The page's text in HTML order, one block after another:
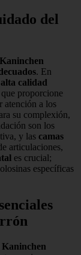
del
. En
calidad
proporcione
atención a los
su complexión,
son los
y las camas
articulaciones,
es crucial;
específicas
Kaninchen